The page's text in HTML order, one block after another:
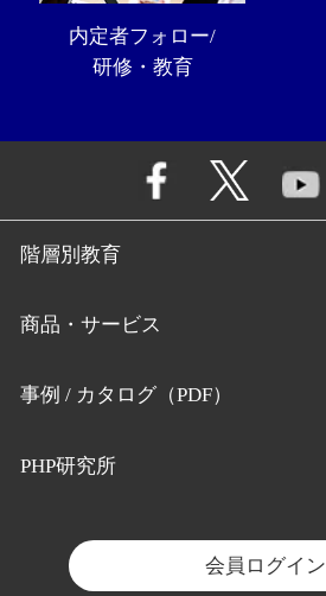
内定者フォロー/
研修・教育
階層別教育
商品・サービス
事例 / カタログ（PDF）
PHP研究所
会員ログイン